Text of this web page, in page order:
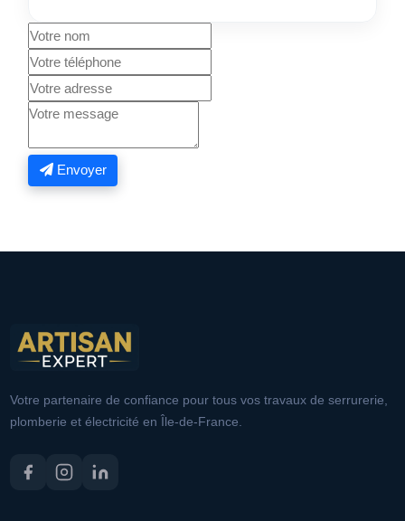
Envoyer
Votre partenaire de confiance pour tous vos travaux de serrurerie,
plomberie et électricité en Île-de-France.